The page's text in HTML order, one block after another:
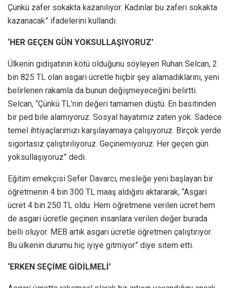
Çünkü zafer sokakta kazanılıyor. Kadınlar bu zaferi sokakta
kazanacak” ifadelerini kullandı.
‘HER GEÇEN GÜN YOKSULLAŞIYORUZ’
Ülkenin gidişatının kötü olduğunu söyleyen Ruhan Selcan, 2
bin 825 TL olan asgari ücretle hiçbir şey alamadıklarını, yeni
belirlenen rakamla da bunun değişmeyeceğini belirtti.
Selcan, “Çünkü TL’nin değeri tamamen düştü. En basitinden
bir ped bile alamıyoruz. Sosyal hayatımız zaten yok. Sadece
temel ihtiyaçlarımızı karşılayamaya çalışıyoruz. Birçok yerde
sigortasız çalıştırılıyoruz. Geçinemiyoruz. Her geçen gün
yoksullaşıyoruz” dedi.
Eğitim emekçisi Sefer Davarcı, mesleğe yeni başlayan bir
öğretmenin 4 bin 300 TL maaş aldığını aktararak, “Asgari
ücret 4 bin 250 TL oldu. Hem öğretmene verilen ücret hem
de asgari ücretle geçinen insanlara verilen değer burada
belli oluyor. MEB artık asgari ücretle öğretmen çalıştırıyor.
Bu ülkenin durumu hiç iyiye gitmiyor” diye sitem etti.
‘ERKEN SEÇİME GİDİLMELİ’